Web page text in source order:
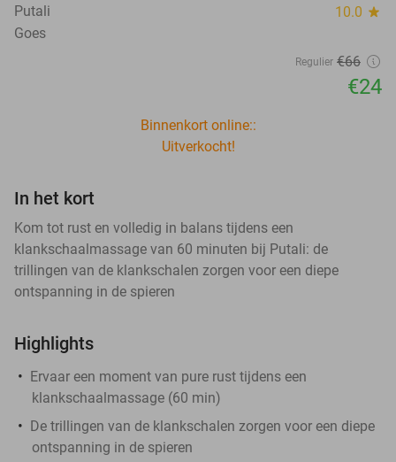
Putali 10.0 star
Goes
Regulier €66
€24
Binnenkort online::
Uitverkocht!
In het kort
Kom tot rust en volledig in balans tijdens een
klankschaalmassage van 60 minuten bij Putali: de
trillingen van de klankschalen zorgen voor een diepe
ontspanning in de spieren
Highlights
Ervaar een moment van pure rust tijdens een
klankschaalmassage (60 min)
De trillingen van de klankschalen zorgen voor een diepe
ontspanning in de spieren